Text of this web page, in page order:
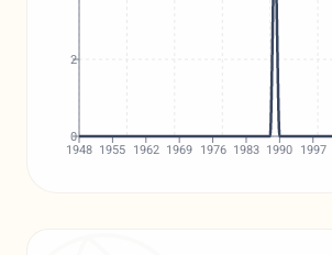
1948 1955 1962 1969 1976 1983 1990 1997
0
2